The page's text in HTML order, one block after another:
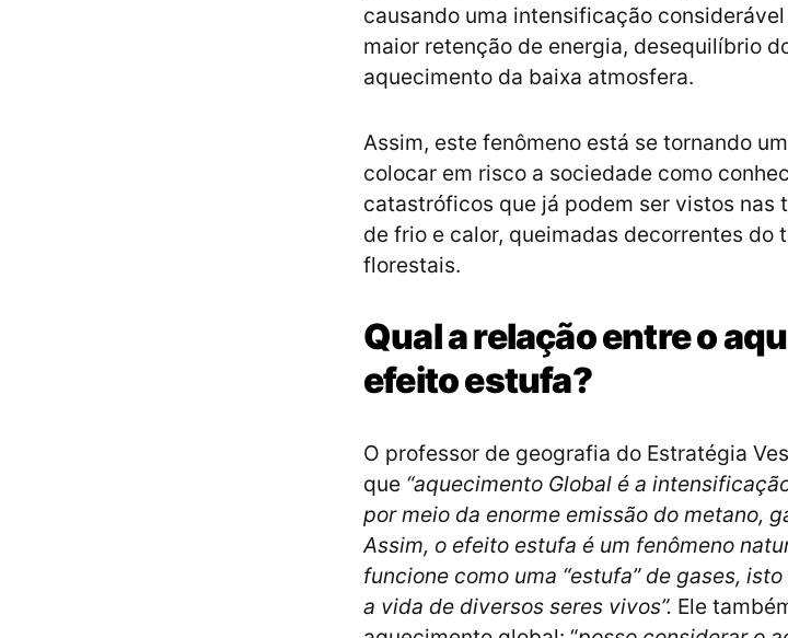
causando uma intensificação
maior retenção de energia, desequilíbrio
aquecimento da baixa atmosfera.
Assim, este fenômeno está se tornando
colocar em risco a sociedade como
catastróficos que já podem ser vistos nas
de frio e calor, queimadas decorrentes do
florestais.
Qual a relação entre o
efeito estufa?
O professor de geografia do Estratégia
que “aquecimento Global é a
por meio da enorme emissão do metano,
Assim, o efeito estufa é um fenômeno
funcione como uma “estufa” de gases,
a vida de diversos seres vivos”. Ele